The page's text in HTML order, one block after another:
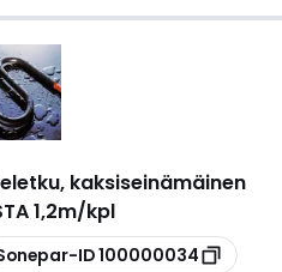
kaksiseinämäinen
1,2m/kpl
ID100000034